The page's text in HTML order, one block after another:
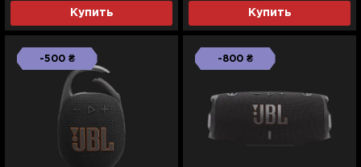
Купить Купить
-500 ₴ -800 ₴